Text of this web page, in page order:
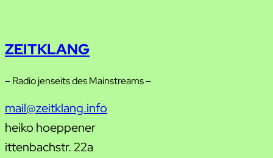
ZEITKLANG
– Radio jenseits des Mainstreams –
mail@zeitklang.info
heiko hoeppener
ittenbachstr. 22a